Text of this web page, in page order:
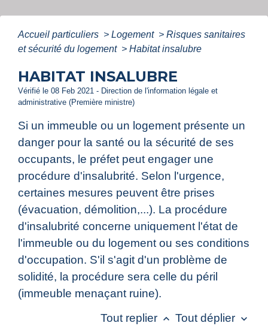
Accueil particuliers > Logement > Risques sanitaires
et sécurité du logement > Habitat insalubre
HABITAT INSALUBRE
Vérifié le 08 Feb 2021 - Direction de l'information légale et
administrative (Première ministre)
Si un immeuble ou un logement présente un
danger pour la santé ou la sécurité de ses
occupants, le préfet peut engager une
procédure d'insalubrité. Selon l'urgence,
certaines mesures peuvent être prises
(évacuation, démolition,...). La procédure
d'insalubrité concerne uniquement l'état de
l'immeuble ou du logement ou ses conditions
d'occupation. S'il s'agit d'un problème de
solidité, la procédure sera celle du péril
(immeuble menaçant ruine).
Tout replier keyboard_arrow_up Tout déplier keyboard_arrow_down